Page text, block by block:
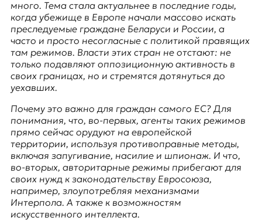
D
E
R
Е
в
р
о
п
е
й
с
к
а
я
ж
много. Тема стала актуальнее в последние годы,
когда убежище в Европе начали массово искать
преследуемые граждане Беларуси и России, а
часто и просто несогласные с политикой правящих
там режимов. Власти этих стран не отстают: не
только подавляют оппозиционную активность в
своих границах, но и стремятся дотянуться до
уехавших.
Почему это важно для граждан самого ЕС? Для
понимания, что, во-первых, агенты таких режимов
прямо сейчас орудуют на европейской
территории, используя противоправные методы,
включая запугивание, насилие и шпионаж. И что,
во-вторых, авторитарные режимы прибегают для
своих нужд к законодательству Евросоюза,
например, злоупотребляя механизмами
Интерпола. А также к возможностям
искусственного интеллекта.